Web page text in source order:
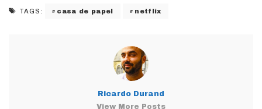
TAGS: casa de papel netflix
Ricardo Durand
View More Posts